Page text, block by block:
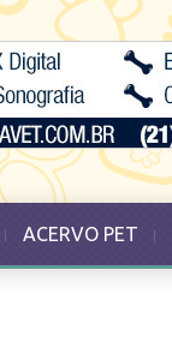
ACERVO PET